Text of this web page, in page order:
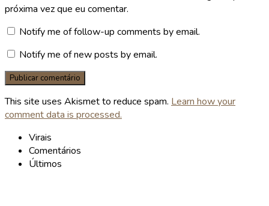
próxima vez que eu comentar.
Notify me of follow-up comments by email.
Notify me of new posts by email.
This site uses Akismet to reduce spam. Learn how your
comment data is processed.
Virais
Comentários
Últimos